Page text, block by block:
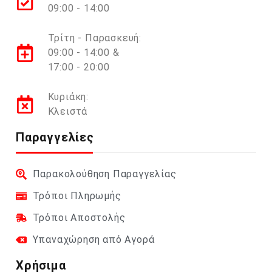
09:00 - 14:00
Τρίτη - Παρασκευή:
09:00 - 14:00 &
17:00 - 20:00
Κυριάκη:
Κλειστά
Παραγγελίες
Παρακολούθηση Παραγγελίας
Τρόποι Πληρωμής
Τρόποι Αποστολής
Υπαναχώρηση από Αγορά
Χρήσιμα